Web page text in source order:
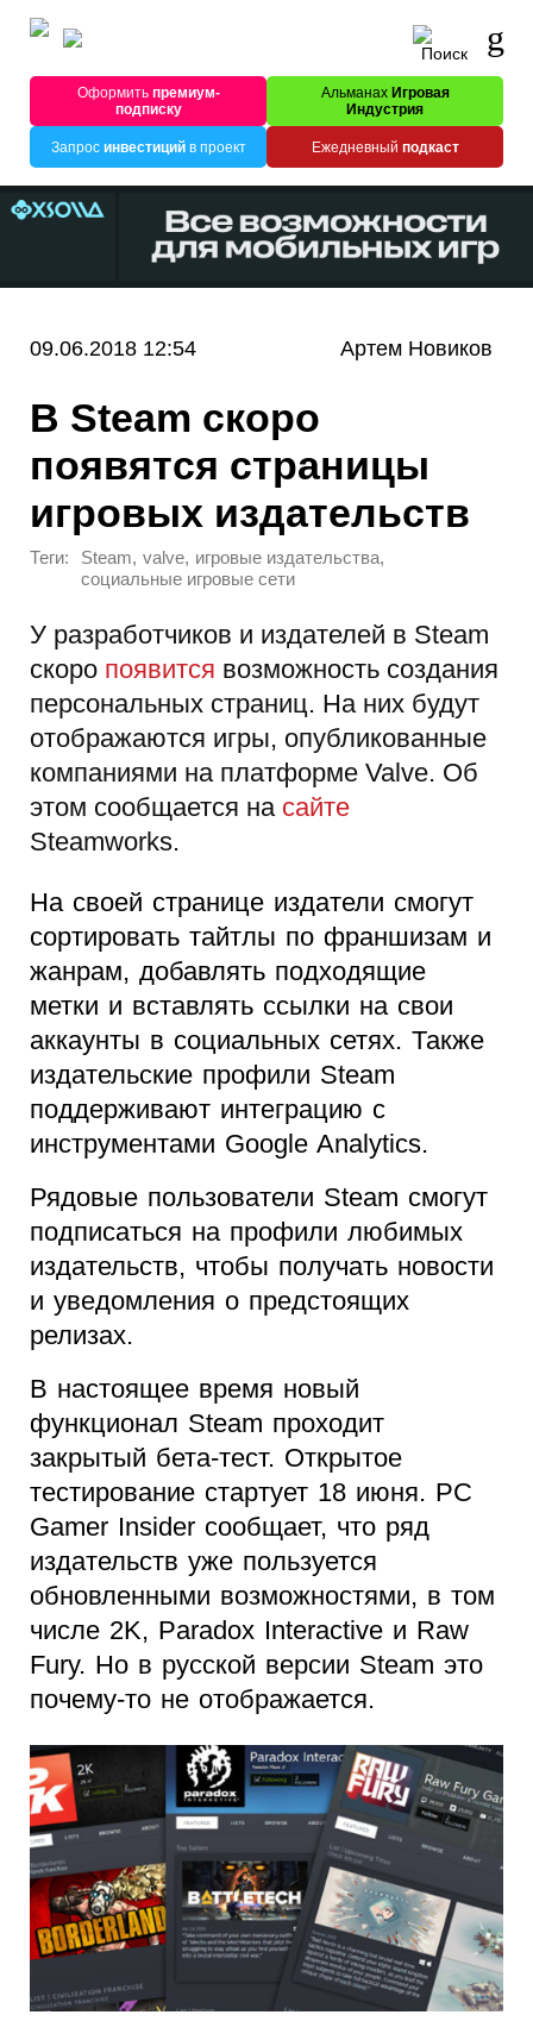
Оформитьпремиум-
подписку
Альманах Игровая
Индустрия
Запрос инвестицийв проект Ежедневный подкаст
09.06.2018 12:54 Артем Новиков
В Steam скоро
появятся страницы
игровых издательств
Теги: Steam, valve, игровые издательства,
социальные игровые сети
У разработчиков и издателей в Steam
скоро появится возможность создания
персональных страниц. На них будут
отображаются игры, опубликованные
компаниями на платформе Valve. Об
этом сообщается на сайте
Steamworks.
На своей странице издатели смогут
сортировать тайтлы по франшизам и
жанрам, добавлять подходящие
метки и вставлять ссылки на свои
аккаунты в социальных сетях. Также
издательские профили Steam
поддерживают интеграцию с
инструментами Google Analytics.
Рядовые пользователи Steam смогут
подписаться на профили любимых
издательств, чтобы получать новости
и уведомления о предстоящих
релизах.
В настоящее время новый
функционал Steam проходит
закрытый бета-тест. Открытое
тестирование стартует 18 июня. PC
Gamer Insider сообщает, что ряд
издательств уже пользуется
обновленными возможностями, в том
числе 2K, Paradox Interactive и Raw
Fury. Но в русской версии Steam это
почему-то не отображается.